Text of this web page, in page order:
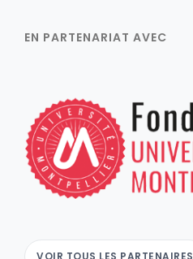
EN PARTENARIAT AVEC